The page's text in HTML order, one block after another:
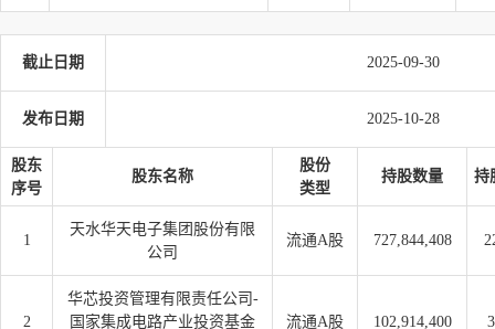
截止日期 2025-09-30
发布日期 2025-10-28
股东
序号
股东名称
股份
类型
持股数量 持
1
天水华天电子集团股份有限
公司
流通A股 727,844,408
2
华芯投资管理有限责任公司-
国家集成电路产业投资基金
流通A股 102,914,400